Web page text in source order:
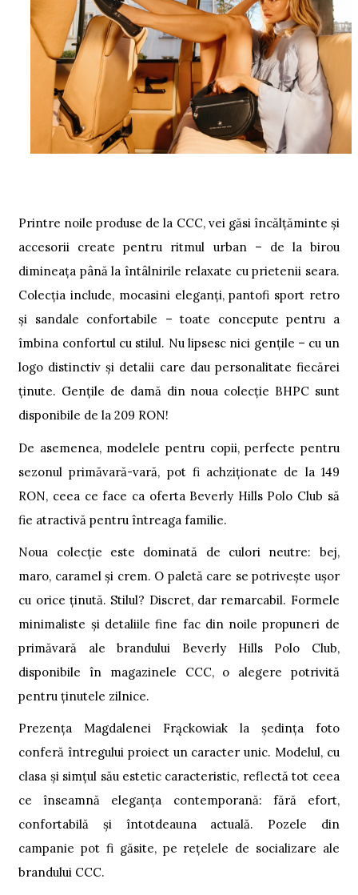
Printre noile produse de la CCC, vei găsi încălțăminte și
accesorii create pentru ritmul urban – de la birou
dimineața până la întâlnirile relaxate cu prietenii seara.
Colecția include, mocasini eleganți, pantofi sport retro
și sandale confortabile – toate concepute pentru a
îmbina confortul cu stilul. Nu lipsesc nici gențile – cu un
logo distinctiv și detalii care dau personalitate fiecărei
ținute. Gențile de damă din noua colecție BHPC sunt
disponibile de la 209 RON!
De asemenea, modelele pentru copii, perfecte pentru
sezonul primăvară-vară, pot fi achziționate de la 149
RON, ceea ce face ca oferta Beverly Hills Polo Club să
fie atractivă pentru întreaga familie.
Noua colecție este dominată de culori neutre: bej,
maro, caramel și crem. O paletă care se potrivește ușor
cu orice ținută. Stilul? Discret, dar remarcabil. Formele
minimaliste și detaliile fine fac din noile propuneri de
primăvară ale brandului Beverly Hills Polo Club,
disponibile în magazinele CCC, o alegere potrivită
pentru ținutele zilnice.
Prezența Magdalenei Frąckowiak la ședința foto
conferă întregului proiect un caracter unic. Modelul, cu
clasa și simțul său estetic caracteristic, reflectă tot ceea
ce înseamnă eleganța contemporană: fără efort,
confortabilă și întotdeauna actuală. Pozele din
campanie pot fi găsite, pe rețelele de socializare ale
brandului CCC.